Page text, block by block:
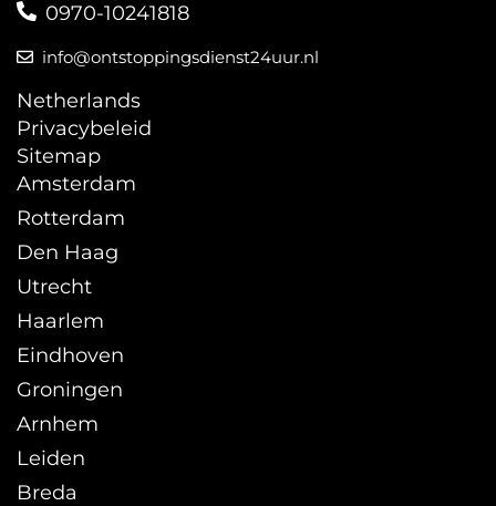
0970-10241818
info@ontstoppingsdienst24uur.nl
Netherlands
Privacybeleid
Sitemap
Amsterdam
Rotterdam
Den Haag
Utrecht
Haarlem
Eindhoven
Groningen
Arnhem
Leiden
Breda